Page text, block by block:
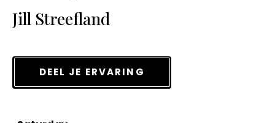
Jill Streefland
DEEL JE ERVARING